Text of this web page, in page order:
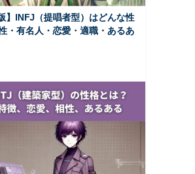
】INFJ（提唱者型）はどんな性
・有名人・恋愛・適職・あるあ